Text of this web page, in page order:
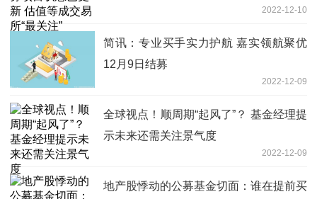
2022-12-10
简讯：专业买手实力护航 嘉实领航聚优
12月9日结募
2022-12-09
全球视点！顺周期“起风了”？ 基金经理提
示未来还需关注景气度
2022-12-09
地产股悸动的公募基金切面：谁在提前买